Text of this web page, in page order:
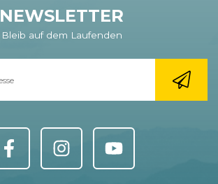
NEWSLETTER
Bleib auf dem Laufenden